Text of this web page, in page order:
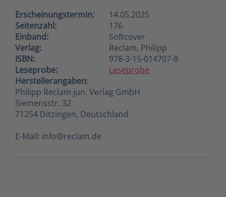
Erscheinungstermin:
14.05.2025
Seitenzahl:
176
Einband:
Softcover
Verlag:
Reclam, Philipp
ISBN:
978-3-15-014707-8
Leseprobe:
Leseprobe
Herstellerangaben:
Philipp Reclam jun. Verlag GmbH
Siemensstr. 32
71254 Ditzingen, Deutschland
E-Mail: info@reclam.de